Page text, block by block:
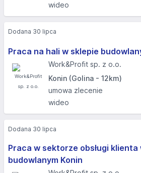
wideo
Praca na hali w sklepie
Work&Profit sp. z o.o.
Konin (Golina - 12km)
umowa zlecenie
wideo
Dodana 30 lipca
Praca w sektorze obsługi klienta
budowlanym Konin
Dodana 30 lipca